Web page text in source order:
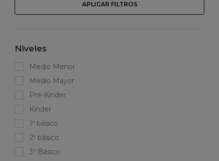
APLICAR FILTROS
Niveles
Medio Menor
Medio Mayor
Pre-Kinder
Kinder
1º básico
2º básico
3º Básico